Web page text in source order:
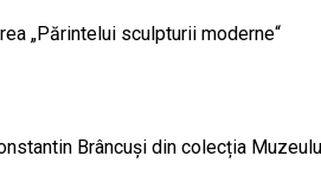
„Părintelui sculpturii moderne“
Brâncuși din colecția